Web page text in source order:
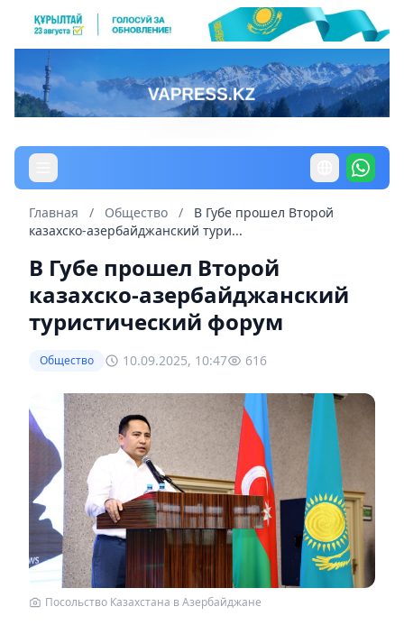
Главная / Общество /
В Губе прошел Второй
казахско-азербайджанский тури...
В Губе прошел Второй
казахско-азербайджанский
туристический форум
Общество 10.09.2025, 10:47 616
Посольство Казахстана в Азербайджане